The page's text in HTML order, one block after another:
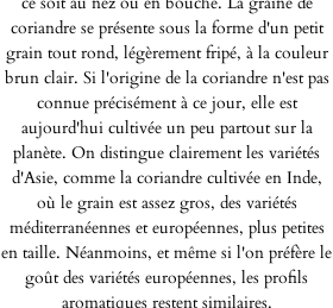
coriandre se présente sous la forme d'un petit
grain tout rond, légèrement fripé, à la couleur
brun clair. Si l'origine de la coriandre n'est pas
connue précisément à ce jour, elle est
aujourd'hui cultivée un peu partout sur la
planète. On distingue clairement les variétés
d'Asie, comme la coriandre cultivée en Inde,
où le grain est assez gros, des variétés
méditerranéennes et européennes, plus petites
en taille. Néanmoins, et même si l'on préfère le
goût des variétés européennes, les profils
aromatiques restent similaires.